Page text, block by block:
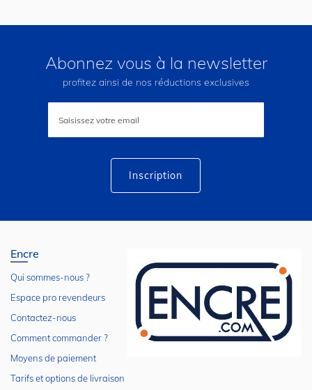
Abonnez vous à la newsletter
profitez ainsi de nos réductions exclusives
lettre
Inscription
Encre
Qui sommes-nous ?
Espace pro revendeurs
Contactez-nous
Comment commander ?
Moyens de paiement
Tarifs et options de livraison